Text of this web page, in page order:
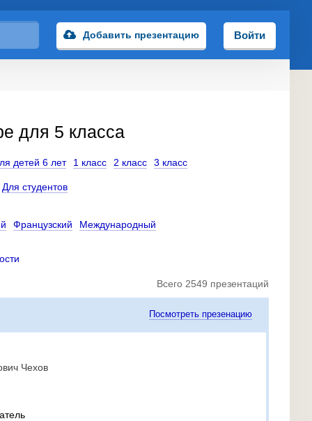
Добавить презентацию Войти
для 5 класса
детей 6 лет 1 класс 2 класс 3 класс
Для студентов
Французский Международный
Всего 2549 презентаций
Посмотреть презенацию
Чехов